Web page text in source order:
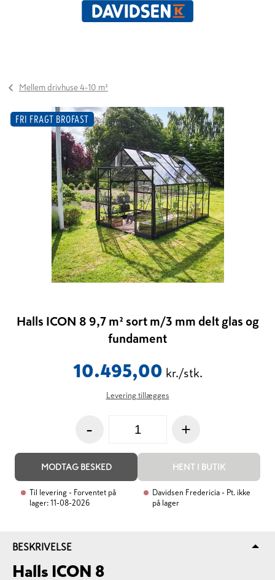
Mellem drivhuse 4-10 m²
FRI FRAGT BROFAST
Halls ICON 8 9,7 m² sort m/3 mm delt glas og
fundament
10.495,00 kr./stk.
Levering tillægges
- +
MODTAG BESKED HENT I BUTIK
Til levering - Forventet på
lager: 11-08-2026
Davidsen Fredericia - Pt. ikke
på lager
BESKRIVELSE
Halls ICON 8